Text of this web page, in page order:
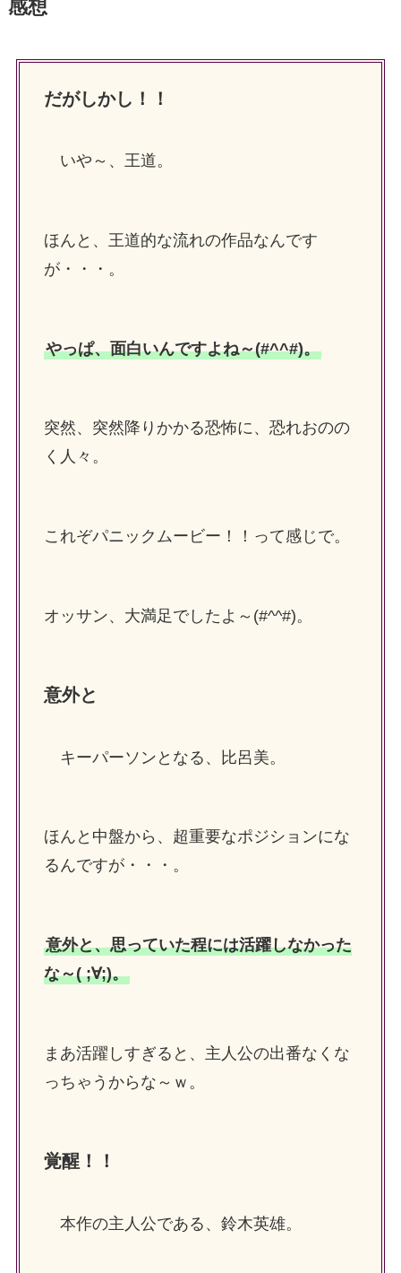
感想
だがしかし！！
いや～、王道。
ほんと、王道的な流れの作品なんです
が・・・。
やっぱ、面白いんですよね～(#^^#)。
突然、突然降りかかる恐怖に、恐れおのの
く人々。
これぞパニックムービー！！って感じで。
オッサン、大満足でしたよ～(#^^#)。
意外と
キーパーソンとなる、比呂美。
ほんと中盤から、超重要なポジションにな
るんですが・・・。
意外と、思っていた程には活躍しなかった
な～( ;∀;)。
まあ活躍しすぎると、主人公の出番なくな
っちゃうからな～ｗ。
覚醒！！
本作の主人公である、鈴木英雄。